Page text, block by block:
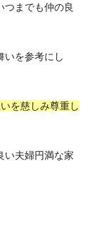
つまでも仲の良
いを参考にし
を慈しみ尊重し
い夫婦円満な家